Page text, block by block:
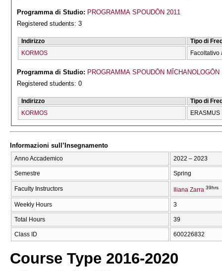
Programma di Studio: PROGRAMMA SPOUDŌN 2011
Registered students: 3
Indirizzo
Tipo di
KORMOS
Facoltativo
Programma di Studio: PROGRAMMA SPOUDŌN
Registered students: 0
Indirizzo
Tipo di
KORMOS
ERASMUS
Informazioni sull’Insegnamento
Anno Accademico 2022 – 2023
Semestre Spring
Faculty Instructors Iliana Zarra 39hrs
Weekly Hours 3
Total Hours 39
Class ID 600226832
Course Type 2016-2020